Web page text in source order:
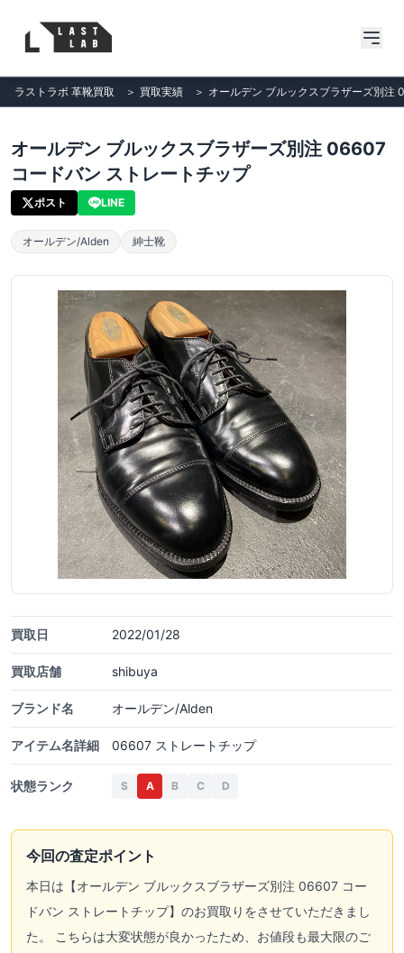
ラストラボ 革靴買取 ＞ 買取実績 ＞ オールデン ブルックスブラザーズ別注
オールデン ブルックスブラザーズ別注 06607
コードバン ストレートチップ
ポスト LINE
オールデン/Alden 紳士靴
買取日 2022/01/28
買取店舗 shibuya
ブランド名 オールデン/Alden
アイテム名詳細 06607 ストレートチップ
状態ランク S A B C D
今回の査定ポイント
本日は【オールデン ブルックスブラザーズ別注 06607 コー
ドバン ストレートチップ】のお買取りをさせていただきまし
た。 こちらは大変状態が良かったため、お値段も最大限のご